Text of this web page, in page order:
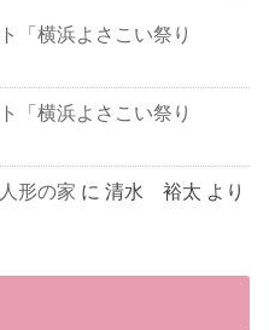
「横浜よさこい祭り
「横浜よさこい祭り
形の家 に清水 裕太 より